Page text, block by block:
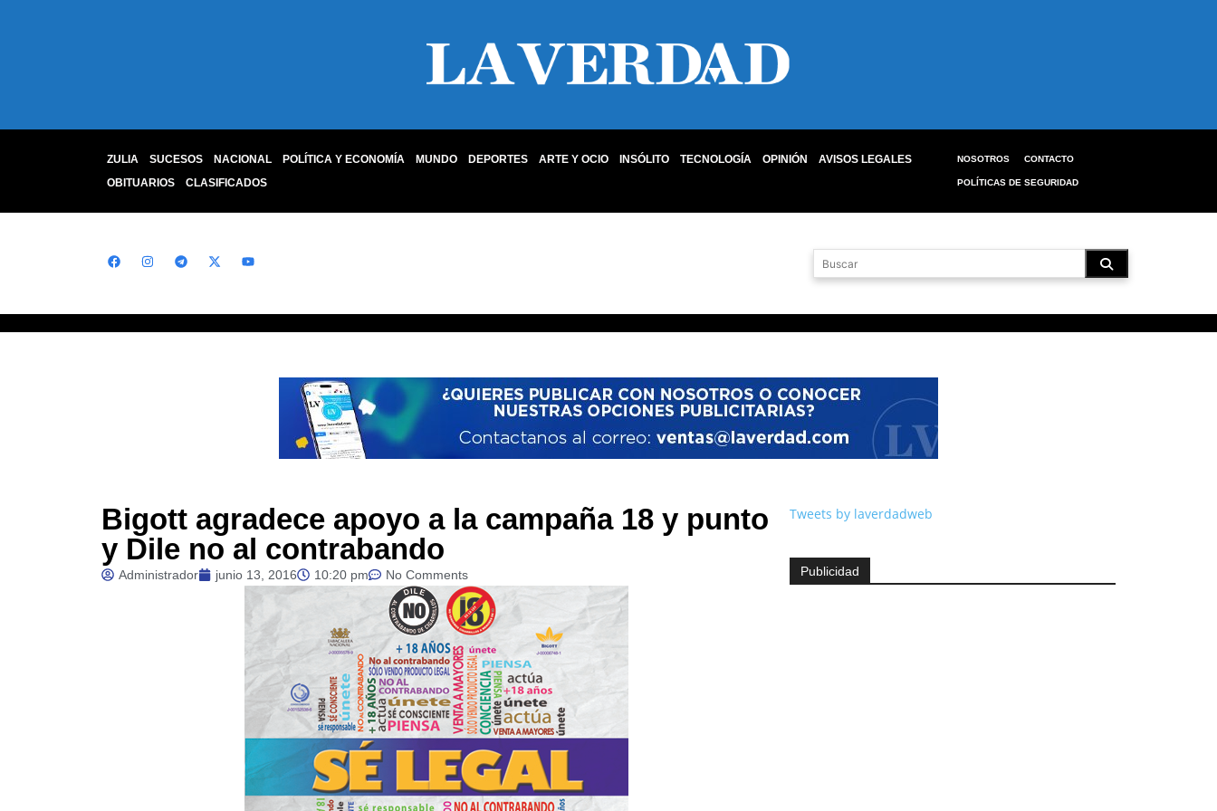
ZULIA SUCESOS NACIONAL POLÍTICA Y ECONOMÍA MUNDO DEPORTES ARTE Y OCIO INSÓLITO TECNOLOGÍA OPINIÓN
AVISOS LEGALES
OBITUARIOS
CLASIFICADOS
NOSOTROS CONTACTO
POLÍTICAS DE SEGURIDAD
Bigott agradece apoyo a la campaña 18 y punto
y Dile no al contrabando
Administrador junio 13, 2016 10:20 pm No Comments
Tweets by laverdadweb
Publicidad